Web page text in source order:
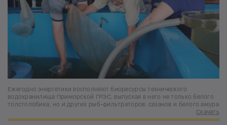
Ежегодно энергетики восполняют биоресурсы технического
водохранилища Приморской ГРЭС, выпуская в него не только белого
толстолобика, но и других рыб-фильтраторов: сазанов и белого амура
Скачать